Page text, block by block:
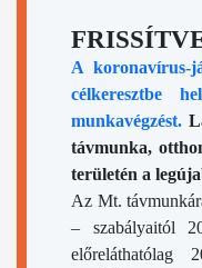
A koronavírus-
célkeresztbe
munkavégzést.
távmunka,
területén a
Az Mt.
– szabályaitól